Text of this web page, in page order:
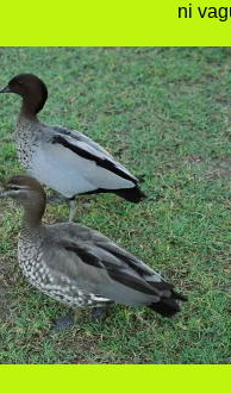
ni